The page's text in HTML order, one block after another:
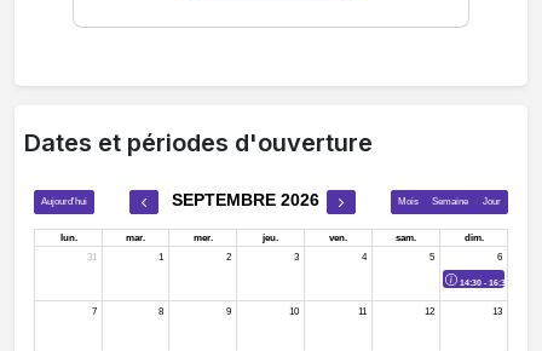
Dates et périodes d'ouverture